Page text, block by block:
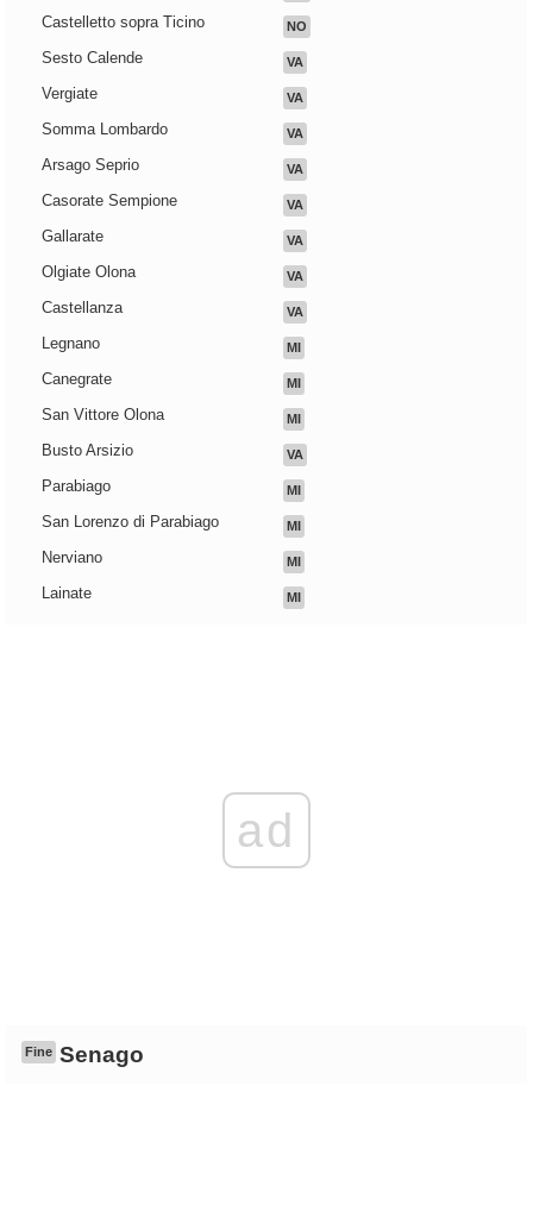
Castelletto sopra Ticino NO
Sesto Calende VA
Vergiate VA
Somma Lombardo VA
Arsago Seprio VA
Casorate Sempione VA
Gallarate VA
Olgiate Olona VA
Castellanza VA
Legnano MI
Canegrate MI
San Vittore Olona MI
Busto Arsizio VA
Parabiago MI
San Lorenzo di Parabiago MI
Nerviano MI
Lainate MI
ad
Fine Senago